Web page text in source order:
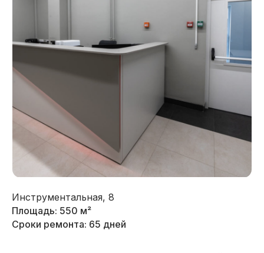
Инструментальная, 8
Площадь: 550 м²
Сроки ремонта: 65 дней